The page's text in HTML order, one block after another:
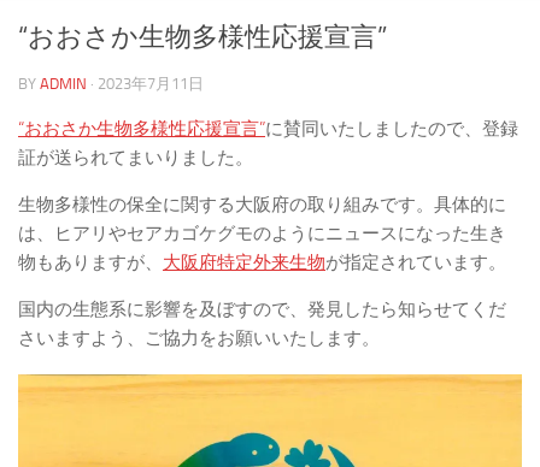
“おおさか生物多様性応援宣言”
BY ADMIN · 2023年7月11日
“おおさか生物多様性応援宣言”に賛同いたしましたので、登録
証が送られてまいりました。
生物多様性の保全に関する大阪府の取り組みです。具体的に
は、ヒアリやセアカゴケグモのようにニュースになった生き
物もありますが、 大阪府特定外来生物が指定されています。
国内の生態系に影響を及ぼすので、発見したら知らせてくだ
さいますよう、ご協力をお願いいたします。